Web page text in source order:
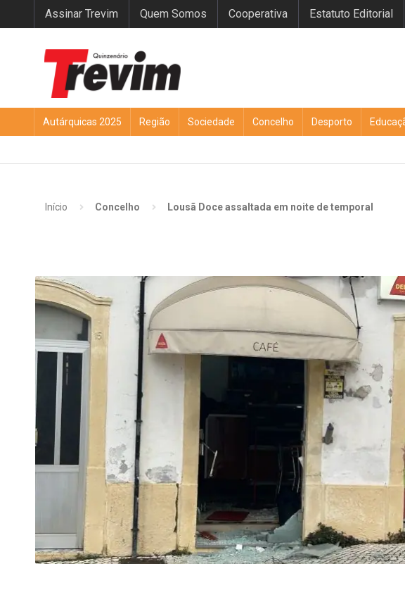
Assinar Trevim Quem Somos Cooperativa Estatuto Editorial
Autárquicas 2025 Região Sociedade Concelho Desporto
Início Concelho Lousã Doce assaltada em noite de temporal